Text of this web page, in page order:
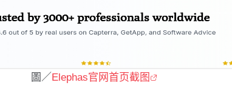
圖／Elephas官网首页截图